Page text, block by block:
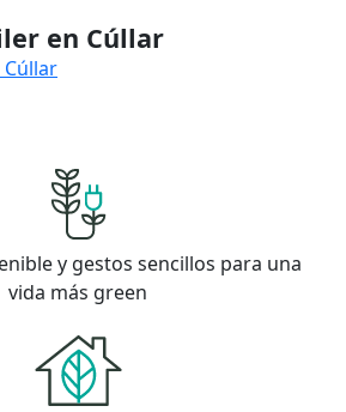
en Cúllar
y gestos sencillos para una
vida más green